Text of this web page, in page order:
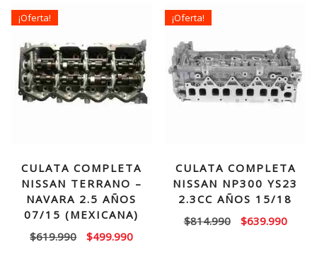
¡Oferta!
CULATA COMPLETA
NISSAN TERRANO –
NAVARA 2.5 AÑOS
07/15 (MEXICANA)
$619.990
El
$499.990El
¡Oferta!
CULATA COMPLETA
NISSAN NP300 YS23
2.3CC AÑOS 15/18
$814.990
El
$639.990El